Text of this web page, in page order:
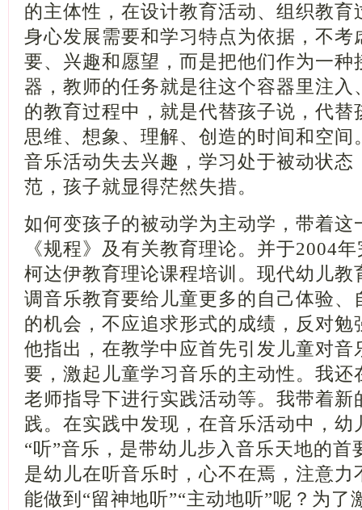
的主体性，在设计教育活动、组织教育
身心发展需要和学习特点为依据，不考
要、兴趣和愿望，而是把他们作为一种
器，教师的任务就是往这个容器里注入
的教育过程中，就是代替孩子说，代替
思维、想象、理解、创造的时间和空间
音乐活动失去兴趣，学习处于被动状态
范，孩子就显得茫然失措。
如何变孩子的被动学为主动学，带着这
《规程》及有关教育理论。并于2004
柯达伊教育理论课程培训。现代幼儿教
调音乐教育要给儿童更多的自己体验、
的机会，不应追求形式的成绩，反对勉
他指出，在教学中应首先引发儿童对音
要，激起儿童学习音乐的主动性。我还
老师指导下进行实践活动等。我带着新
践。在实践中发现，在音乐活动中，幼
“听”音乐，是带幼儿步入音乐天地的首
是幼儿在听音乐时，心不在焉，注意力
能做到“留神地听”“主动地听”呢？为了